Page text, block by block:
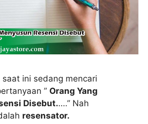
ini sedang mencari
” Orang Yang
Disebut.….” Nah
resensator.